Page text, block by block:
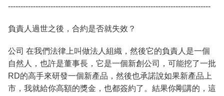
---------------------------------------------------------------------------------
負責人過世之後，合約是否就失效？
公司 在我們法律上叫做法人組織，然後它的負責人是一個
自然人，也許是董事長，它是一個新創公司，可能挖了一批
RD的高手來研發一個新產品，然後也承諾說如果新產品上
市，我就給你高額的獎金，也都簽約了。結果你剛講的，這